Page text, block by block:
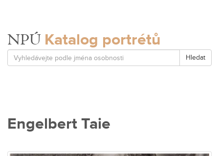
NPÚ Katalog portrétů
Hledat
Engelbert Taie